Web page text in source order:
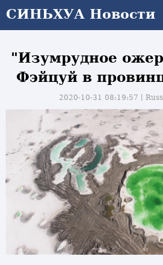
СИНЬХУА Новости
"Изумрудное
Фэйцуй в
2020-10-31 08:19:57丨